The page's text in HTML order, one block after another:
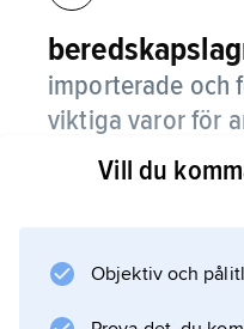
importerade och
viktiga varor för
krigstid.
nödvändiga för
Vill du
Objektiv och